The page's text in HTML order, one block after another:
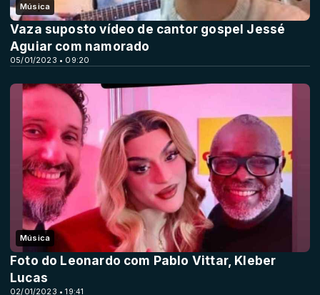
Música
05/01/2023 • 09:20
Vaza suposto vídeo de cantor gospel Jessé
Aguiar com namorado
Música
02/01/2023 • 19:41
Foto do Leonardo com Pablo Vittar, Kleber
Lucas